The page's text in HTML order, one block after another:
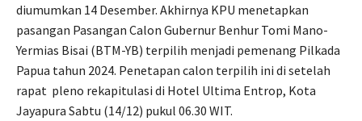
diumumkan 14 Desember. Akhirnya KPU menetapkan
pasangan Pasangan Calon Gubernur Benhur Tomi Mano-
Yermias Bisai (BTM-YB) terpilih menjadi pemenang Pilkada
Papua tahun 2024. Penetapan calon terpilih ini di setelah
rapat pleno rekapitulasi di Hotel Ultima Entrop, Kota
Jayapura Sabtu (14/12) pukul 06.30 WIT.